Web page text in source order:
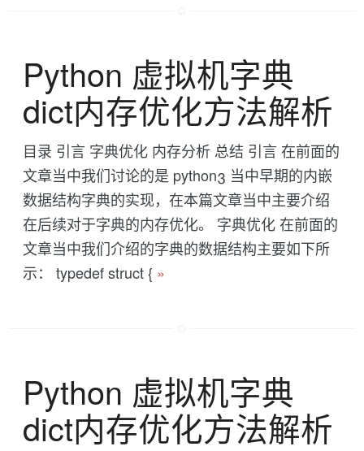
Python 虚拟机字典
dict内存优化方法解析
目录 引言 字典优化 内存分析 总结 引言 在前面的
文章当中我们讨论的是 python3 当中早期的内嵌
数据结构字典的实现，在本篇文章当中主要介绍
在后续对于字典的内存优化。 字典优化 在前面的
文章当中我们介绍的字典的数据结构主要如下所
示： typedef struct { »
Python 虚拟机字典
dict内存优化方法解析